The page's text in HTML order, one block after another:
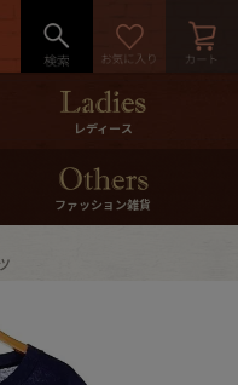
クーポンプレゼン
ポンプレゼント
レディース
ファッション雑貨